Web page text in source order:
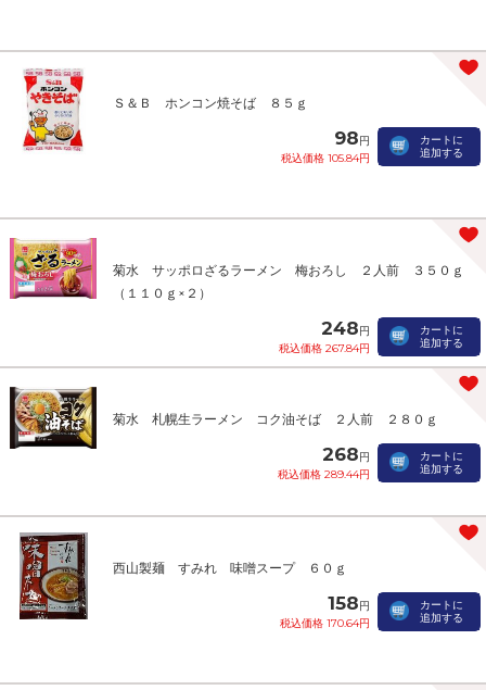
Ｓ＆Ｂ ホンコン焼そば ８５ｇ
98円
税込価格 105.84円
カートに
追加する
菊水 サッポロざるラーメン 梅おろし ２人前 ３５０ｇ
（１１０ｇ×２）
248円
税込価格 267.84円
カートに
追加する
菊水 札幌生ラーメン コク油そば ２人前 ２８０ｇ
268円
税込価格 289.44円
カートに
追加する
西山製麺 すみれ 味噌スープ ６０ｇ
158円
税込価格 170.64円
カートに
追加する